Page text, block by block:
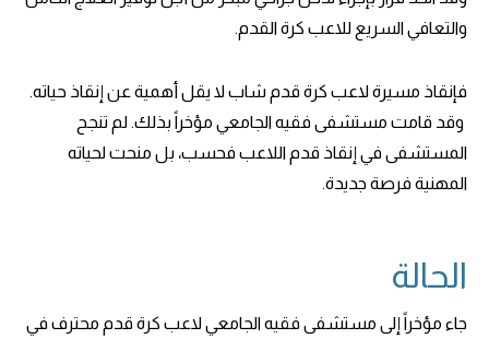
والتعافي السريع للاعب كرة القدم.
فإنقاذ مسيرة لاعب كرة قدم شاب لا يقل أهمية عن إنقاذ حياته.
وقد قامت مستشفى فقيه الجامعي مؤخراً بذلك. لم تنجح
المستشفى في إنقاذ قدم اللاعب فحسب، بل منحت لحياته
المهنية فرصة جديدة.
الحالة
جاء مؤخراً إلى مستشفى فقيه الجامعي لاعب كرة قدم محترف في